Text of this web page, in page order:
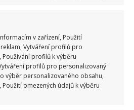
v zařízení, Použití
Vytváření profilů pro
profilů k výběru
profilů pro personalizovaný
výběr personalizovaného obsahu,
omezených údajů k výběru